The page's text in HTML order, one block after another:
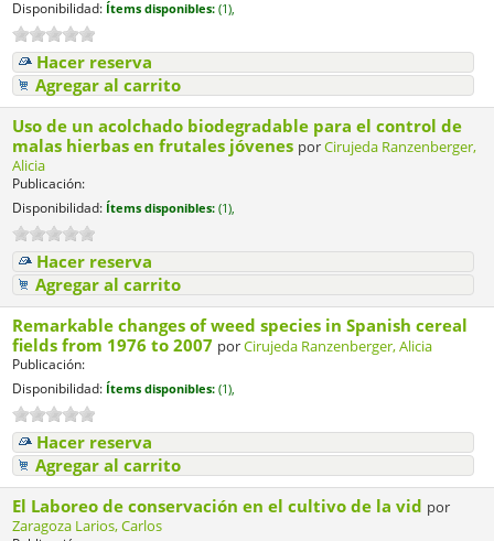
Disponibilidad: Ítems disponibles: (1),
Hacer reserva
Agregar al carrito
Uso de un acolchado biodegradable para el control de
malas hierbas en frutales jóvenes porCirujeda Ranzenberger,
Alicia
Publicación:
Disponibilidad: Ítems disponibles: (1),
Hacer reserva
Agregar al carrito
Remarkable changes of weed species in Spanish cereal
fields from 1976 to 2007 porCirujeda Ranzenberger, Alicia
Publicación:
Disponibilidad: Ítems disponibles: (1),
Hacer reserva
Agregar al carrito
El Laboreo de conservación en el cultivo de la vid por
Zaragoza Larios, Carlos